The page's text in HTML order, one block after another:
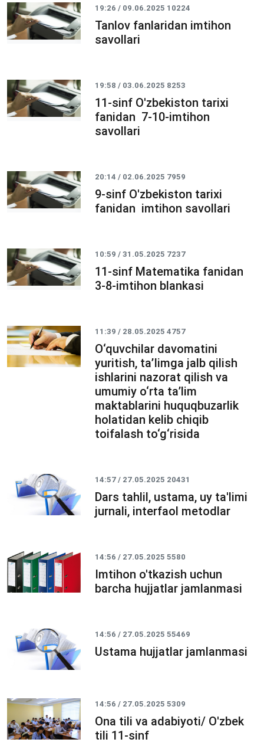
19:26 / 09.06.2025 10224
Tanlov fanlaridan imtihon
savollari
19:58 / 03.06.2025 8253
11-sinf O'zbekiston tarixi
fanidan 7-10-imtihon
savollari
20:14 / 02.06.2025 7959
9-sinf O'zbekiston tarixi
fanidan imtihon savollari
10:59 / 31.05.2025 7237
11-sinf Matematika fanidan
3-8-imtihon blankasi
11:39 / 28.05.20254757
O‘quvchilar davomatini
yuritish, ta’Iimga jalb qilish
ishlarini nazorat qilish va
umumiy o‘rta ta’lim
maktablarini huquqbuzarlik
holatidan kelib chiqib
toifalash to‘g‘risida
14:57 / 27.05.2025 20431
Dars tahlil, ustama, uy ta'limi
jurnali, interfaol metodlar
14:56 / 27.05.20255580
Imtihon o'tkazish uchun
barcha hujjatlar jamlanmasi
14:56 / 27.05.202555469
Ustama hujjatlar jamlanmasi
14:56 / 27.05.20255309
Ona tili va adabiyoti/ O'zbek
tili 11-sinf